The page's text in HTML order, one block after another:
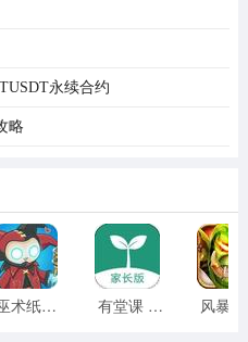
庭院摆设、家具配色都有定
宅邸方位不仅可以提高城镇
略趣味。
开——动手种庄稼，成熟后一
永续合约
略
巫术纸牌游戏 vv1.1.14 有堂课 v1.2.2